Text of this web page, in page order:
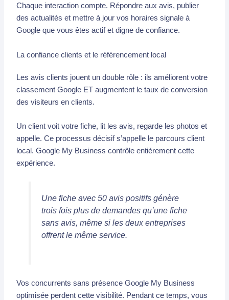
Chaque interaction compte. Répondre aux avis, publier
des actualités et mettre à jour vos horaires signale à
Google que vous êtes actif et digne de confiance.
La confiance clients et le référencement local
Les avis clients jouent un double rôle : ils améliorent votre
classement Google ET augmentent le taux de conversion
des visiteurs en clients.
Un client voit votre fiche, lit les avis, regarde les photos et
appelle. Ce processus décisif s’appelle le parcours client
local. Google My Business contrôle entièrement cette
expérience.
Une fiche avec 50 avis positifs génère
trois fois plus de demandes qu’une fiche
sans avis, même si les deux entreprises
offrent le même service.
Vos concurrents sans présence Google My Business
optimisée perdent cette visibilité. Pendant ce temps, vous